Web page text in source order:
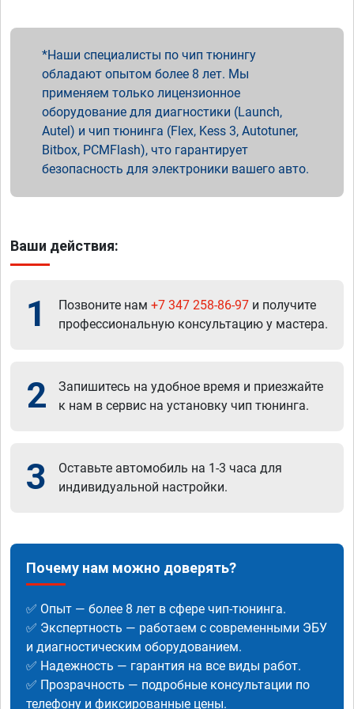
Наши специалисты по чип тюнингу
обладают опытом более 8 лет. Мы
применяем только лицензионное
оборудование для диагностики (Launch,
Autel) и чип тюнинга (Flex, Kess 3, Autotuner,
Bitbox, PCMFlash), что гарантирует
безопасность для электроники вашего авто.
Ваши действия:
1 Позвоните нам +7 347 258-86-97 и получите
профессиональную консультацию у мастера.
2
Запишитесь на удобное время и приезжайте
к нам в сервис на установку чип тюнинга.
3
Оставьте автомобиль на 1-3 часа для
индивидуальной настройки.
Почему нам можно доверять?
✅ Опыт — более 8 лет в сфере чип-тюнинга.
✅ Экспертность — работаем с современными ЭБУ
и диагностическим оборудованием.
✅ Надежность — гарантия на все виды работ.
✅ Прозрачность — подробные консультации по
телефону и фиксированные цены.